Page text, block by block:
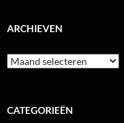
ARCHIEVEN
Archieven
CATEGORIEËN